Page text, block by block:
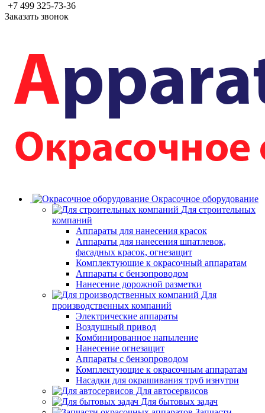
+7 499 325-73-36
Заказать звонок
Окрасочное оборудование
Для строительных
компаний
Аппараты для нанесения красок
Аппараты для нанесения шпатлевок,
фасадных красок, огнезащит
Комплектующие к окрасочный аппаратам
Аппараты с бензопроводом
Нанесение дорожной разметки
Для
производственных компаний
Электрические аппараты
Воздушный привод
Комбинированное напыление
Нанесение огнезащит
Аппараты с бензопроводом
Комплектующие к окрасочным аппаратам
Насадки для окрашивания труб изнутри
Для автосервисов
Для бытовых задач